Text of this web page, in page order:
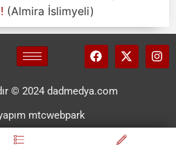
(Almira İslimyeli)
© 2024 dadmedya.com
mtcwebpark